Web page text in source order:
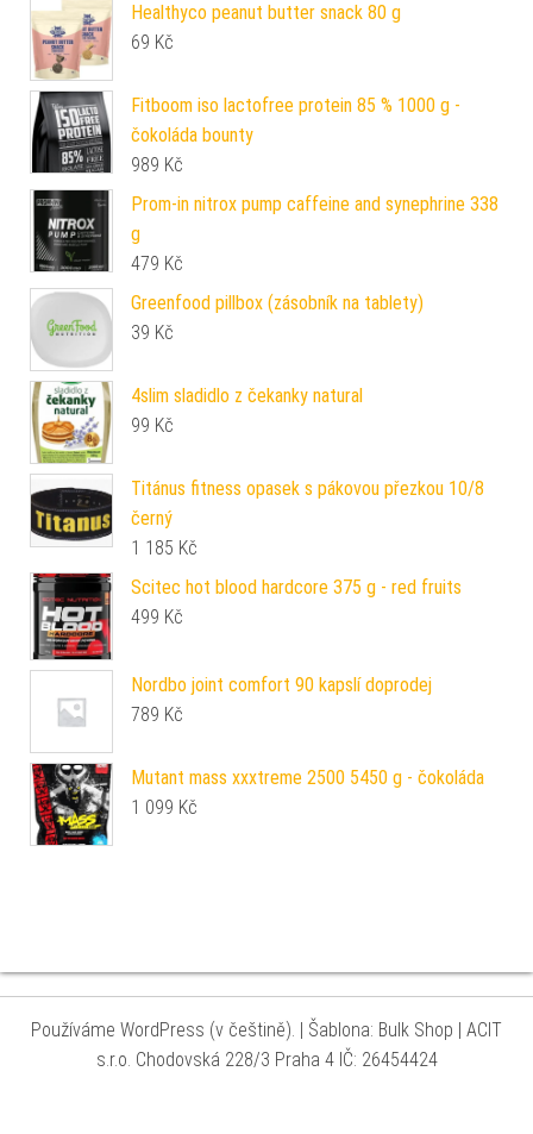
Healthyco peanut butter snack 80 g
69 Kč
Fitboom iso lactofree protein 85 % 1000 g -
čokoláda bounty
989 Kč
Prom-in nitrox pump caffeine and synephrine 338
g
479 Kč
Greenfood pillbox (zásobník na tablety)
39 Kč
4slim sladidlo z čekanky natural
99 Kč
Titánus fitness opasek s pákovou přezkou 10/8
černý
1 185 Kč
Scitec hot blood hardcore 375 g - red fruits
499 Kč
Nordbo joint comfort 90 kapslí doprodej
789 Kč
Mutant mass xxxtreme 2500 5450 g - čokoláda
1 099 Kč
Používáme WordPress (v češtině). Šablona: Bulk Shop
| ACIT
s.r.o. Chodovská 228/3 Praha 4 IČ: 26454424